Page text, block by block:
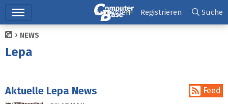
Ticker
Downloads
Anmelden Registrieren Suche
NEWS
Lepa
Aktuelle Lepa News Feed